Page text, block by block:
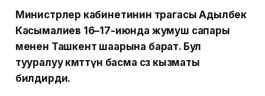
Министрлер кабинетинин төрагасы Адылбек
Касымалиев 16–17-июнда жумуш сапары
менен Ташкент шаарына барат. Бул
тууралуу өкмөттүн басма сөз кызматы
билдирди.